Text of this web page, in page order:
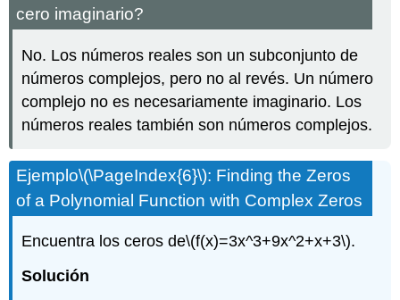
cero imaginario?
No. Los números reales son un subconjunto de
números complejos, pero no al revés. Un número
complejo no es necesariamente imaginario. Los
números reales también son números complejos.
Ejemplo\(\PageIndex{6}\): Finding the Zeros
of a Polynomial Function with Complex Zeros
Encuentra los ceros de\(f(x)=3x^3+9x^2+x+3\).
Solución